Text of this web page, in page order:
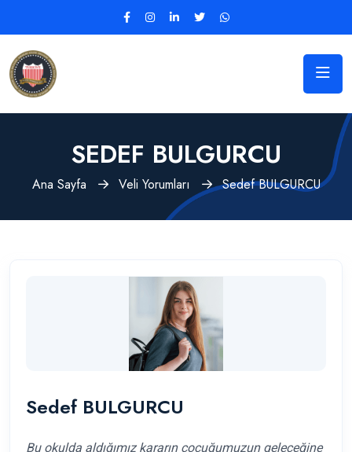
SEDEF BULGURCU
Ana Sayfa Veli Yorumları Sedef BULGURCU
Sedef BULGURCU
Bu okulda aldığımız kararın çocuğumuzun geleceğine